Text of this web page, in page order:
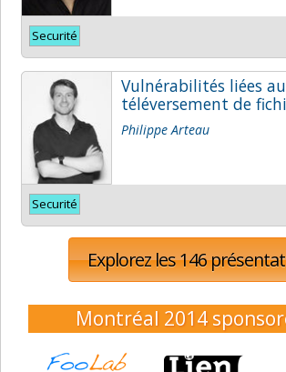
Securité
Vulnérabilités liées au
téléversement de
Philippe Arteau
Securité
Explorez les 146
Montréal 2014